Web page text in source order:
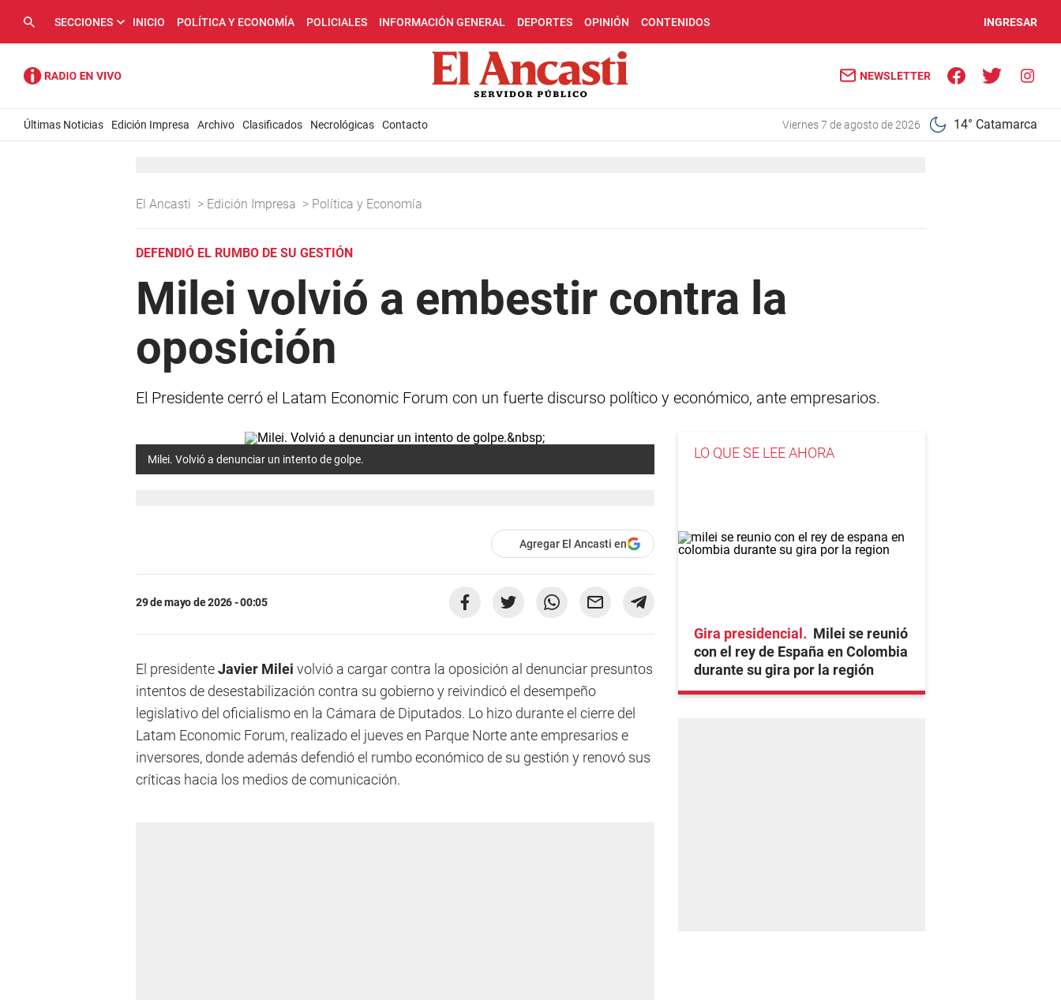
SECCIONES INICIO POLÍTICA Y ECONOMÍA POLICIALES INFORMACIÓN GENERAL DEPORTES OPINIÓN CONTENIDOS INGRESAR
NEWSLETTER
Últimas Noticias Edición Impresa Archivo Clasificados Necrológicas Contacto viernes 7 de agosto de 2026 14° Catamarca
El Ancasti > Edición Impresa > Política y Economía
DEFENDIÓ EL RUMBO DE SU GESTIÓN
Milei volvió a embestir contra la
oposición
El Presidente cerró el Latam Economic Forum con un fuerte discurso político y económico, ante empresarios.
Milei. Volvió a denunciar un intento de golpe.
Agregar El Ancasti en
29 de mayo de 2026 - 00:05
El presidenteJavier Milei volvió a cargar contra la oposición al denunciar presuntos
intentos de desestabilización contra su gobierno y reivindicó el desempeño
legislativo del oficialismo en la Cámara de Diputados. Lo hizo durante el cierre del
Latam Economic Forum, realizado el jueves en Parque Norte ante empresarios e
inversores, donde además defendió el rumbo económico de su gestión y renovó sus
críticas hacia los medios de comunicación.
LO QUE SE LEE AHORA
Gira presidencial
Milei se reunió
con el rey de España en Colombia
durante su gira por la región